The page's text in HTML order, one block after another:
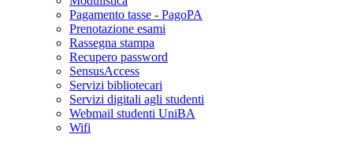
Pagamento tasse - PagoPA
Prenotazione esami
Rassegna stampa
Recupero password
SensusAccess
Servizi bibliotecari
Servizi digitali agli studenti
Webmail studenti UniBA
Wifi